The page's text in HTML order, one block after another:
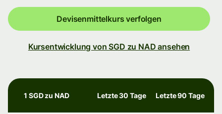
Devisenmittelkurs verfolgen
Kursentwicklung von SGD zu NAD ansehen
1 SGD zu NAD Letzte 30 Tage Letzte 90 Tage